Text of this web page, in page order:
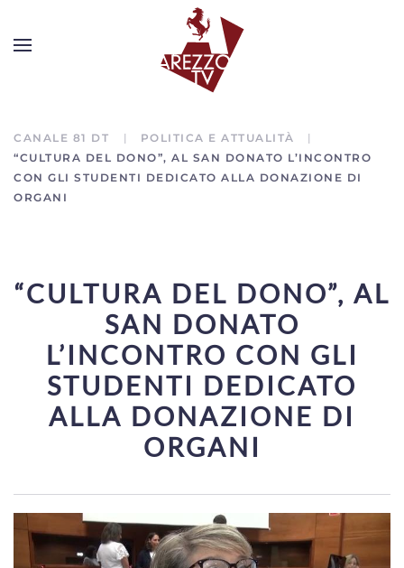
CANALE 81 DT
POLITICA E ATTUALITÀ
“CULTURA DEL DONO”, AL SAN DONATO L’INCONTRO
CON GLI STUDENTI DEDICATO ALLA DONAZIONE DI
ORGANI
“CULTURA DEL DONO”, AL
SAN DONATO
L’INCONTRO CON GLI
STUDENTI DEDICATO
ALLA DONAZIONE DI
ORGANI